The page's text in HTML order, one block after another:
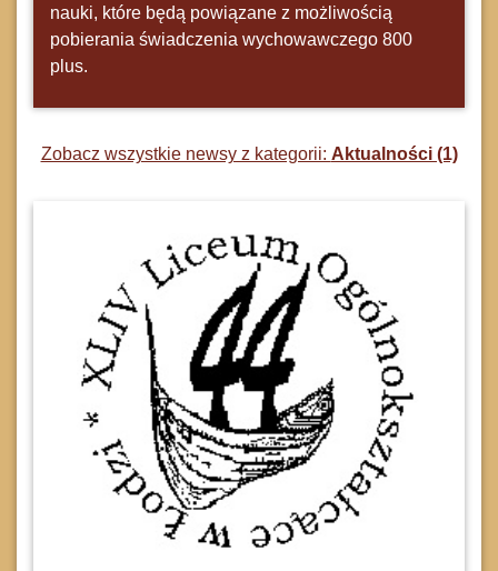
nauki, które będą powiązane z możliwością
pobierania świadczenia wychowawczego 800
plus.
Zobacz wszystkie newsy z kategorii: Aktualności (1)